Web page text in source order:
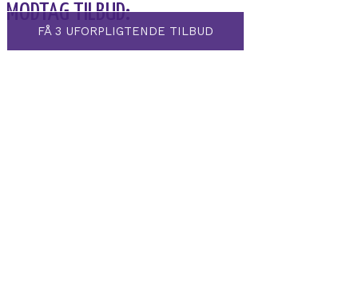
MODTAG TILBUD:
FÅ 3 UFORPLIGTENDE TILBUD